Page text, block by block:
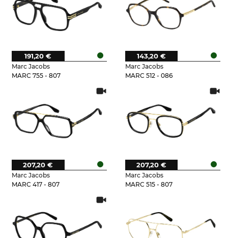
Marc Jacobs
MARC 755 - 807
191,20 €
Marc Jacobs
MARC 512 - 086
143,20 €
Marc Jacobs
MARC 417 - 807
207,20 €
Marc Jacobs
MARC 515 - 807
207,20 €